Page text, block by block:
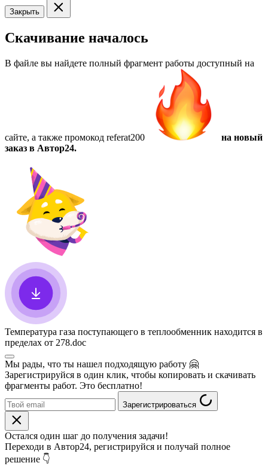
Закрыть
Скачивание началось
В файле вы найдете полный фрагмент работы доступный на
сайте, а также промокод referat200
на новый
заказ в Автор24.
Температура газа поступающего в теплообменник находится в
пределах от 278.doc
Мы рады, что ты нашел подходящую работу 🤗
Зарегистрируйся в один клик, чтобы копировать и скачивать
фрагменты работ. Это бесплатно!
Зарегистрироваться
Остался один шаг до получения задачи!
Переходи в Автор24, регистрируйся и получай полное
решение 👇